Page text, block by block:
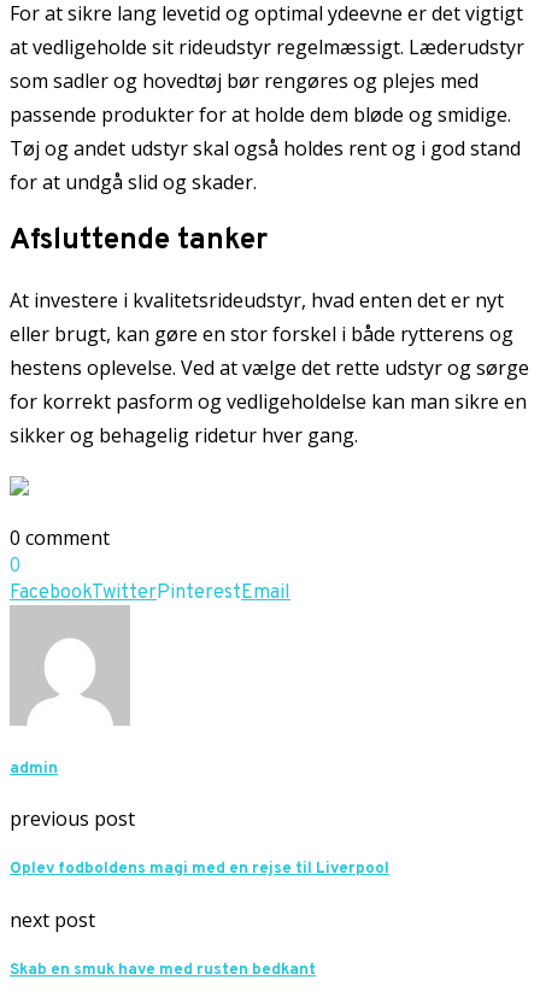
For at sikre lang levetid og optimal ydeevne er det vigtigt
at vedligeholde sit rideudstyr regelmæssigt. Læderudstyr
som sadler og hovedtøj bør rengøres og plejes med
passende produkter for at holde dem bløde og smidige.
Tøj og andet udstyr skal også holdes rent og i god stand
for at undgå slid og skader.
Afsluttende tanker
At investere i kvalitetsrideudstyr, hvad enten det er nyt
eller brugt, kan gøre en stor forskel i både rytterens og
hestens oplevelse. Ved at vælge det rette udstyr og sørge
for korrekt pasform og vedligeholdelse kan man sikre en
sikker og behagelig ridetur hver gang.
0 comment
0
FacebookTwitterPinterestEmail
admin
previous post
Oplev fodboldens magi med en rejse til Liverpool
next post
Skab en smuk have med rusten bedkant